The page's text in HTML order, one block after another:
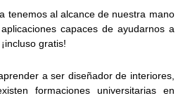
tenemos al alcance de nuestra mano
capaces de ayudarnos a
gratis!
a ser diseñador de interiores,
formaciones universitarias en